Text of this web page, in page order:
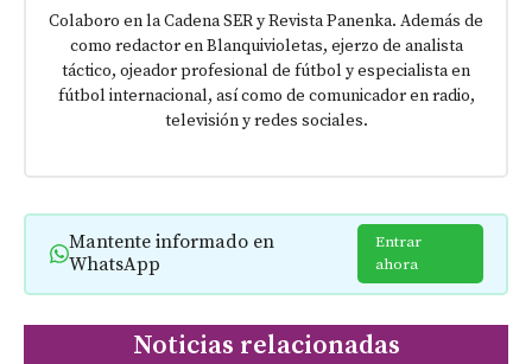
Colaboro en la Cadena SER y Revista Panenka. Además de
como redactor en Blanquivioletas, ejerzo de analista
táctico, ojeador profesional de fútbol y especialista en
fútbol internacional, así como de comunicador en radio,
televisión y redes sociales.
Mantente informado en
WhatsApp
Entrar
ahora
Noticias relacionadas